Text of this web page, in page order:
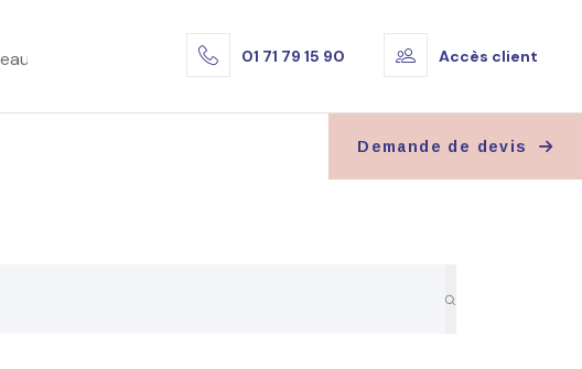
! 01 71 79 15 90 Accès client
Demande de devis